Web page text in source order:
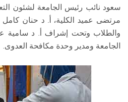
سعود نائب رئيس الجامعة لشئون
مرتضى عميد الكلية، أ. د حنان كامل
والطلاب وتحت إشراف أ. د سامية
الجامعة ومدير وحدة مكافحة العدوى.